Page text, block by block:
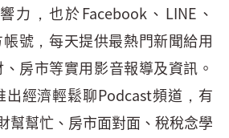
力，也於Facebook、LINE、
號，每天提供最熱門新聞給用
房市等實用影音報導及資訊。
出經濟輕鬆聊Podcast頻道，有
幫幫忙、房市面對面、稅稅念學